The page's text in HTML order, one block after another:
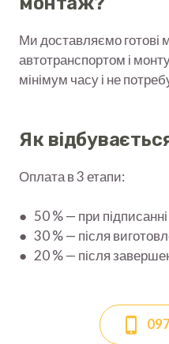
Ми доставляємо готові
автотранспортом і
мінімум часу і не
Як
Оплата в 3 етапи:
● 50 % — при
● 30 % — після
● 20 % — після